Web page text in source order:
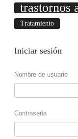
trastornos
Tratamiento
Iniciar sesión
Nombre de usuario
Contraseña